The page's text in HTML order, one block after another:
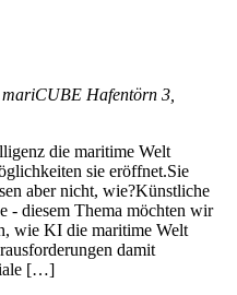
mariCUBE Hafentörn 3,
die maritime Welt
sie eröffnet.Sie
aber nicht, wie?Künstliche
- diesem Thema möchten wir
wie KI die maritime Welt
damit
[…]